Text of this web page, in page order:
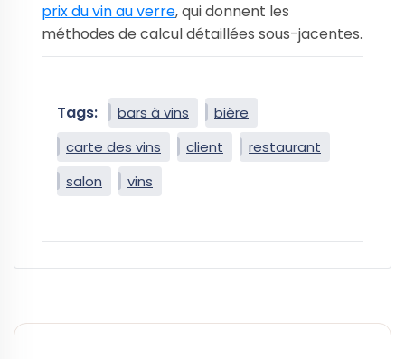
prix du vin au verre, qui donnent les
méthodes de calcul détaillées sous-jacentes.
Tags: bars à vins
bière
carte des vins
client
restaurant
salon
vins